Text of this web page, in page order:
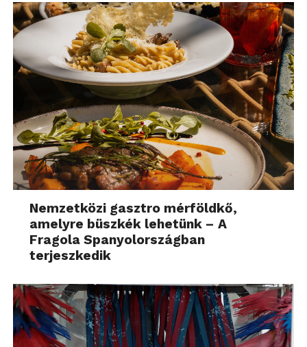
Nemzetközi gasztro mérföldkő,
amelyre büszkék lehetünk – A
Fragola Spanyolországban
terjeszkedik